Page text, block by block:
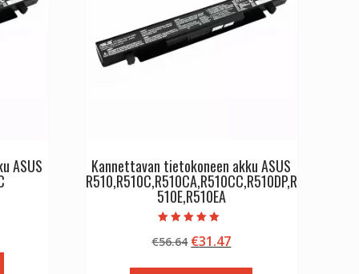
ASUS Kannettavan tietokoneen akku ASUS
R510,R510C,R510CA,R510CC,R510DP,R
510E,R510EA
tuotteesta:
5.00
€56.64 Alkuperäinen
€31.47Nykyinen